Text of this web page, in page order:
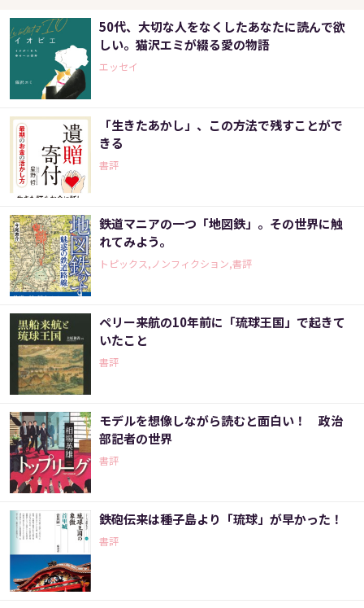
50代、大切な人をなくしたあなたに読んで欲
しい。猫沢エミが綴る愛の物語
エッセイ
「生きたあかし」、この方法で残すことがで
きる
書評
鉄道マニアの一つ「地図鉄」。その世界に触
れてみよう。
トピックス,ノンフィクション,書評
ペリー来航の10年前に「琉球王国」で起きて
いたこと
書評
モデルを想像しながら読むと面白い！ 政治
部記者の世界
書評
鉄砲伝来は種子島より「琉球」が早かった！
書評